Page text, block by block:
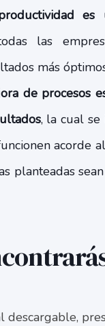
es
las
más
de procesos
, la cual se
acorde
planteadas
descargable,